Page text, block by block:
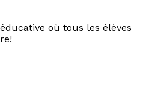
où tous les élèves